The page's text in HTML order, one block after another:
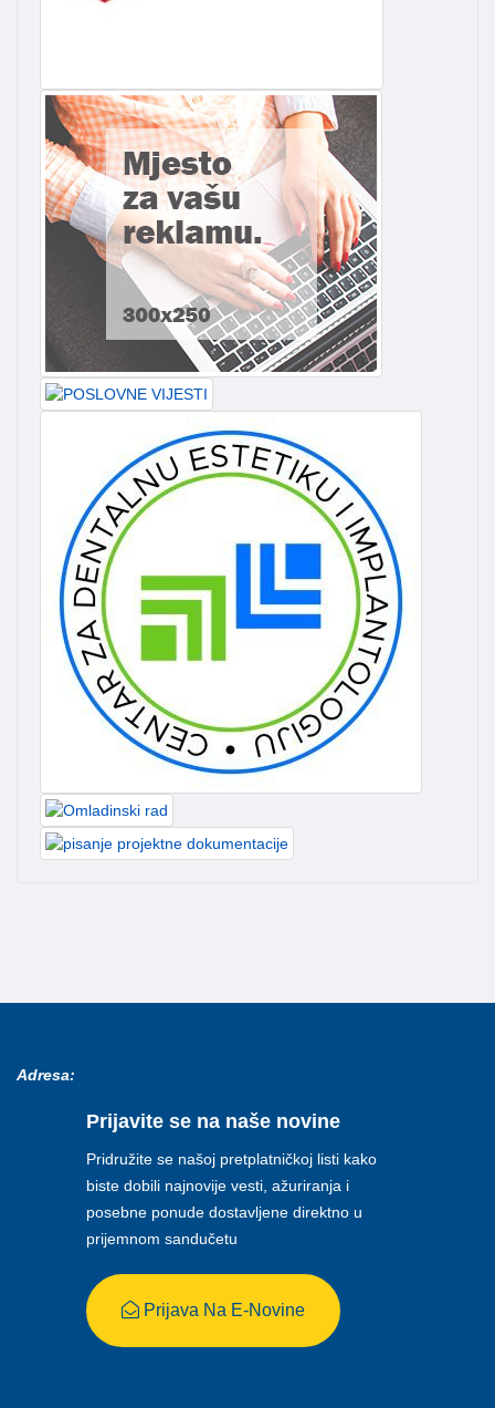
Adresa:
Prijavite se na naše novine
Pridružite se našoj pretplatničkoj listi kako
biste dobili najnovije vesti, ažuriranja i
posebne ponude dostavljene direktno u
prijemnom sandučetu
Prijava Na E-Novine